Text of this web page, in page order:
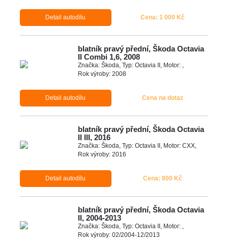
Detail autodílu Cena: 1 000 Kč
blatník pravý přední, Škoda Octavia
II Combi 1,6, 2008
Značka: Škoda, Typ: Octavia II, Motor: ,
Rok výroby: 2008
Detail autodílu Cena na dotaz
blatník pravý přední, Škoda Octavia
II III, 2016
Značka: Škoda, Typ: Octavia II, Motor: CXX,
Rok výroby: 2016
Detail autodílu Cena: 800 Kč
blatník pravý přední, Škoda Octavia
II, 2004-2013
Značka: Škoda, Typ: Octavia II, Motor: ,
Rok výroby: 02/2004-12/2013